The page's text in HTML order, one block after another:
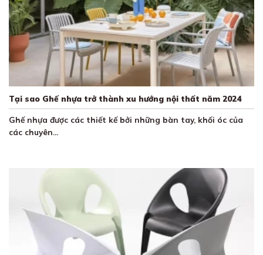
Tại sao Ghế nhựa trở thành xu hướng nội thất năm 2024
Ghế nhựa được các thiết kế bởi những bàn tay, khối óc của
các chuyên...